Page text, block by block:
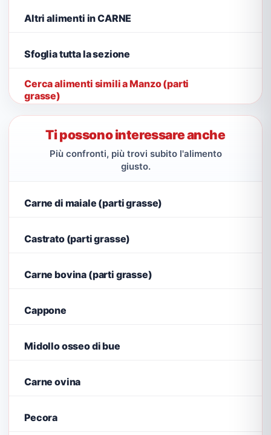
Altri alimenti in CARNE
Sfoglia tutta la sezione
Cerca alimenti simili a Manzo (parti
grasse)
Ti possono interessare anche
Più confronti, più trovi subito l'alimento
giusto.
Carne di maiale (parti grasse)
Castrato (parti grasse)
Carne bovina (parti grasse)
Cappone
Midollo osseo di bue
Carne ovina
Pecora